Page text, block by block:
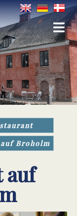
Broholm
auf